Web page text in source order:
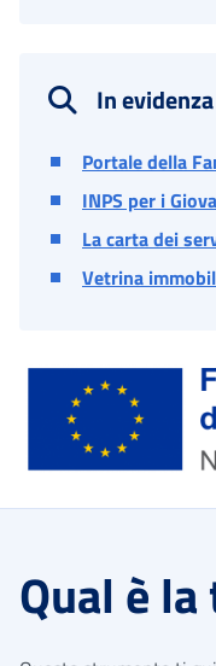
In evidenza
Portale della
INPS per i
La carta dei
Vetrina
Qual è